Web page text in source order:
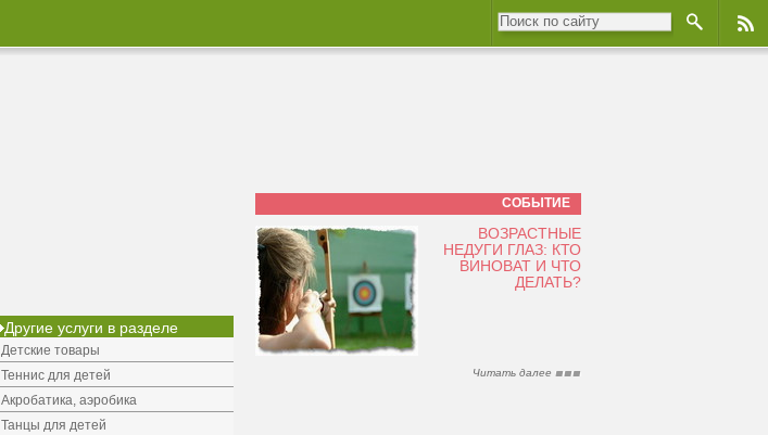
Другие услуги в разделе
Детские товары
Теннис для детей
Акробатика, аэробика
Танцы для детей
СОБЫТИЕ
ВОЗРАСТНЫЕ
НЕДУГИ ГЛАЗ: КТО
ВИНОВАТ И ЧТО
ДЕЛАТЬ?
Читать далее